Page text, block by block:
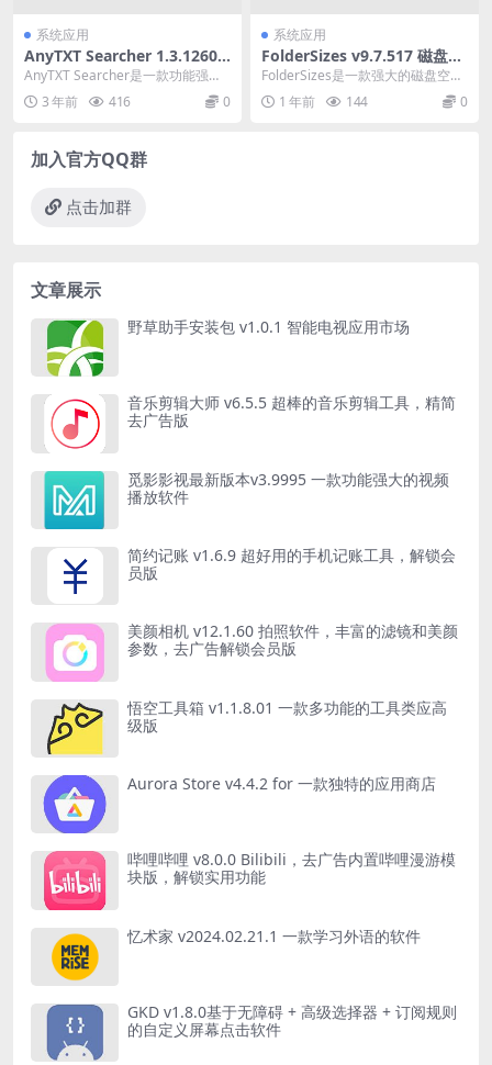
系统应用
AnyTXT Searcher 1.3.1260
一款功能强大的本地文本搜索
工具
AnyTXT Searcher是一款功能强大
的本地文本搜索工具。它可以帮助
用户快...
3 年前 416 0
系统应用
FolderSizes v9.7.517 磁盘空
间分析软件绿色版
FolderSizes是一款强大的磁盘空间
分析软件，可以帮助用户快速查看
和管理计...
1 年前 144 0
加入官方QQ群
点击加群
文章展示
野草助手安装包 v1.0.1 智能电视应用市场
音乐剪辑大师 v6.5.5 超棒的音乐剪辑工具，精简
去广告版
觅影影视最新版本v3.9995 一款功能强大的视频
播放软件
简约记账 v1.6.9 超好用的手机记账工具，解锁会
员版
美颜相机 v12.1.60 拍照软件，丰富的滤镜和美颜
参数，去广告解锁会员版
悟空工具箱 v1.1.8.01 一款多功能的工具类应高
级版
Aurora Store v4.4.2 for 一款独特的应用商店
哔哩哔哩 v8.0.0 Bilibili，去广告内置哔哩漫游模
块版，解锁实用功能
忆术家 v2024.02.21.1 一款学习外语的软件
GKD v1.8.0基于无障碍 + 高级选择器 + 订阅规则
的自定义屏幕点击软件